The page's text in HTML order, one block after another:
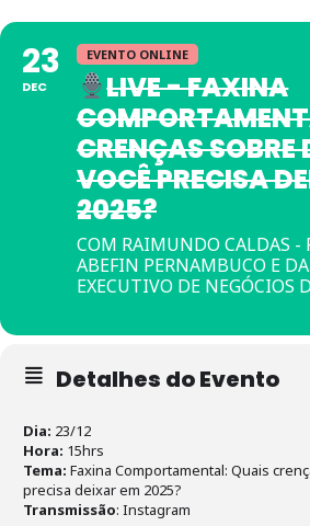
23
DEC
EVENTO ONLINE
LIVE - FAXINA
CRENÇAS SOBRE
VOCÊ PRECISA
2025?
COM RAIMUNDO CALDAS -
ABEFIN PERNAMBUCO E
EXECUTIVO DE NEGÓCIOS
Detalhes do Evento
Dia: 23/12
Hora: 15hrs
Tema: Faxina Comportamental: Quais
precisa deixar em 2025?
Transmissão: Instagram